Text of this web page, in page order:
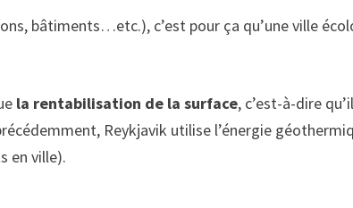
bâtiments…etc.), c’est pour ça qu’une ville
la rentabilisation de la surface, c’est-à-dire
Reykjavik utilise l’énergie
en ville).